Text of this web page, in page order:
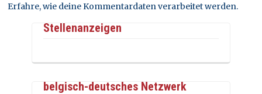
Erfahre, wie deine Kommentardaten verarbeitet werden.
Stellenanzeigen
belgisch-deutsches Netzwerk